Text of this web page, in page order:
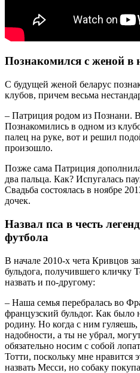
Познакомился с женой в
С будущей женой беларус
клубов, причем весьма
– Патриция родом из Познани.
Познакомились в одном из
палец на руке, вот и решил
произошло.
Позже сама Патриция
два пальца. Как? Испугалась
Свадьба состоялась в ноябре
дочек.
Назвал пса в честь
футбола
В начале 2010-х чета Кривцов
бульдога, получившего кличку
назвать и по-другому:
– Наша семья перебралась во
французский бульдог. Как было
родину. Но когда с ним
надобности, а ты не убрал,
обязательно носим с собой
Тотти, поскольку мне нравится
назвать Месси, но собаку